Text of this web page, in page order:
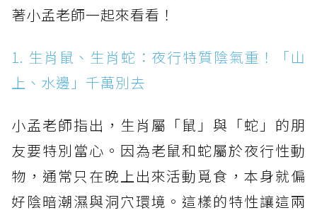
著小孟老師一起來看看！
1. 生肖鼠、生肖蛇：夜行特質陰氣重！「山
上、水邊」千萬別去
小孟老師指出，生肖屬「鼠」與「蛇」的朋
友要特別當心。因為老鼠和蛇屬於夜行性動
物，通常只在晚上出來活動覓食，本身就偏
好陰暗潮濕與洞穴環境。這樣的特性讓這兩